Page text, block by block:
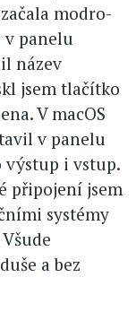
modro-
v panelu
název
jsem tlačítko
V macOS
v panelu
výstup i vstup.
připojení jsem
systémy
a bez